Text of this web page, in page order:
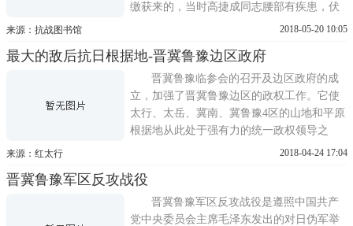
缴获来的，当时高捷成同志腰部有疾患，伏
案工作时间长了，他就躺在这把躺椅上继续
发行处参加理论与实践学习讨论会，电话里
传来敌人出动的消息，发行处主任梁绍彭带
领人员转移，材料科科长郭蕙亭带...
来源：抗战图书馆 2018-05-20 10:05
最大的敌后抗日根据地-晋冀鲁豫边区政府
晋冀鲁豫临参会的召开及边区政府的成
立，加强了晋冀鲁豫边区的政权工作。它使
太行、太岳、冀南、冀鲁豫4区的山地和平原
根据地从此处于强有力的统一政权领导之
下，密切了在政治、经济、军事、文化各方
的坚实基础。1941年，根据华北抗战形势的
发展和巩固根据地的要求，邓小平于3月16
日，受中共中央北方局委托，在冀太...
来源：红太行 2018-04-24 17:04
晋冀鲁豫军区反攻战役
晋冀鲁豫军区反攻战役是遵照中国共产
党中央委员会主席毛泽东发出的对日伪军举